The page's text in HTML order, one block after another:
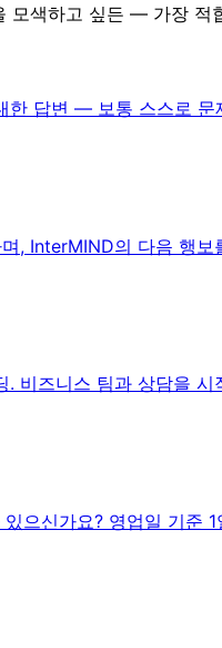
모색하고 싶든 — 가장 적
한 답변 — 보통 스스로
, InterMIND의 다음 행
비즈니스 팀과 상담을 시
으신가요? 영업일 기준